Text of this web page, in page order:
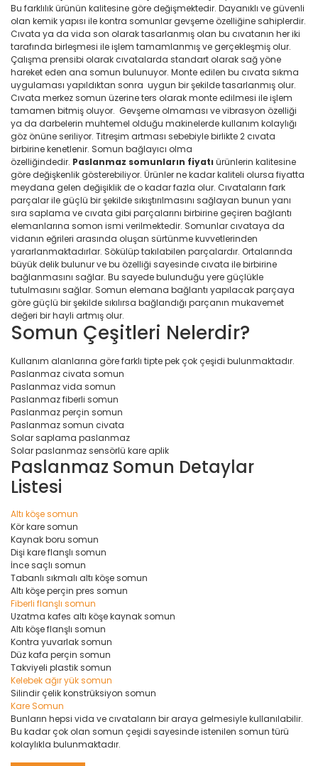
Bu farklılık ürünün kalitesine göre değişmektedir. Dayanıklı ve güvenli
olan kemik yapısı ile kontra somunlar gevşeme özelliğine sahiplerdir.
Cıvata ya da vida son olarak tasarlanmış olan bu cıvatanın her iki
tarafında birleşmesi ile işlem tamamlanmış ve gerçekleşmiş olur.
Çalışma prensibi olarak cıvatalarda standart olarak sağ yöne
hareket eden ana somun bulunuyor. Monte edilen bu cıvata sıkma
uygulaması yapıldıktan sonra uygun bir şekilde tasarlanmış olur.
Cıvata merkez somun üzerine ters olarak monte edilmesi ile işlem
tamamen bitmiş oluyor. Gevşeme olmaması ve vibrasyon özelliği
ya da darbelerin muhtemel olduğu makinelerde kullanım kolaylığı
göz önüne seriliyor. Titreşim artması sebebiyle birlikte 2 cıvata
birbirine kenetlenir. Somun bağlayıcı olma
özelliğindedir. Paslanmaz somunların fiyatı ürünlerin kalitesine
göre değişkenlik gösterebiliyor. Ürünler ne kadar kaliteli olursa fiyatta
meydana gelen değişiklik de o kadar fazla olur. Cıvataların fark
parçalar ile güçlü bir şekilde sıkıştırılmasını sağlayan bunun yanı
sıra saplama ve cıvata gibi parçalarını birbirine geçiren bağlantı
elemanlarına somon ismi verilmektedir. Somunlar cıvataya da
vidanın eğrileri arasında oluşan sürtünme kuvvetlerinden
yararlanmaktadırlar. Sökülüp takılabilen parçalardır. Ortalarında
büyük delik bulunur ve bu özelliği sayesinde cıvata ile birbirine
bağlanmasını sağlar. Bu sayede bulunduğu yere güçlükle
tutulmasını sağlar. Somun elemana bağlantı yapılacak parçaya
göre güçlü bir şekilde sıkılırsa bağlandığı parçanın mukavemet
değeri bir hayli artmış olur.
Somun Çeşitleri Nelerdir?
Kullanım alanlarına göre farklı tipte pek çok çeşidi bulunmaktadır.
Paslanmaz civata somun
Paslanmaz vida somun
Paslanmaz fiberli somun
Paslanmaz perçin somun
Paslanmaz somun civata
Solar saplama paslanmaz
Solar paslanmaz sensörlü kare aplik
Paslanmaz Somun Detaylar
Listesi
Altı köşe somun
Kör kare somun
Kaynak boru somun
Dişi kare flanşlı somun
İnce saçlı somun
Tabanlı sıkmalı altı köşe somun
Altı köşe perçin pres somun
Fiberli flanşlı somun
Uzatma kafes altı köşe kaynak somun
Altı köşe flanşlı somun
Kontra yuvarlak somun
Düz kafa perçin somun
Takviyeli plastik somun
Kelebek ağır yük somun
Silindir çelik konstrüksiyon somun
Kare Somun
Bunların hepsi vida ve cıvataların bir araya gelmesiyle kullanılabilir.
Bu kadar çok olan somun çeşidi sayesinde istenilen somun türü
kolaylıkla bulunmaktadır.